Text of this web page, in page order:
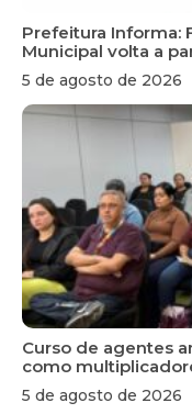
Prefeitura Informa:
Municipal volta a
5 de agosto de 2026
Curso de agentes
como
5 de agosto de 2026